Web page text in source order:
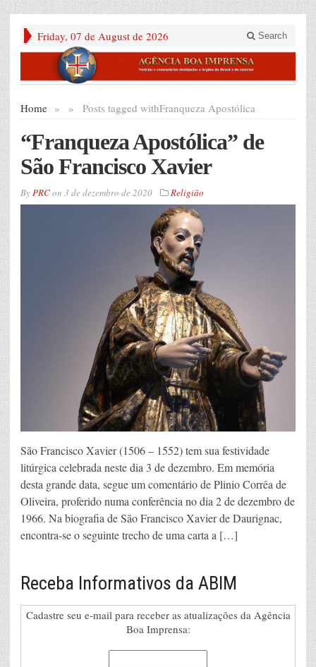
Friday, 07 de August de 2026 Search
Home » Posts tagged with
» Franqueza Apostólica
“Franqueza Apostólica” de
São Francisco Xavier
ByPRCon 3 de dezembro de 2020 Religião
São Francisco Xavier (1506 – 1552) tem sua festividade
litúrgica celebrada neste dia 3 de dezembro. Em memória
desta grande data, segue um comentário de Plinio Corrêa de
Oliveira, proferido numa conferência no dia 2 de dezembro de
1966. Na biografia de São Francisco Xavier de Daurignac,
encontra-se o seguinte trecho de uma carta a […]
Receba Informativos da ABIM
Cadastre seu e-mail para receber as atualizações da Agência
Boa Imprensa: